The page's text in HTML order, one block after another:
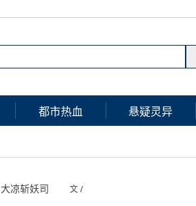
都市热血 悬疑灵异
大凉斩妖司 文 /